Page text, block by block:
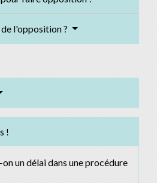
l'opposition ?
!
un délai dans une procédure